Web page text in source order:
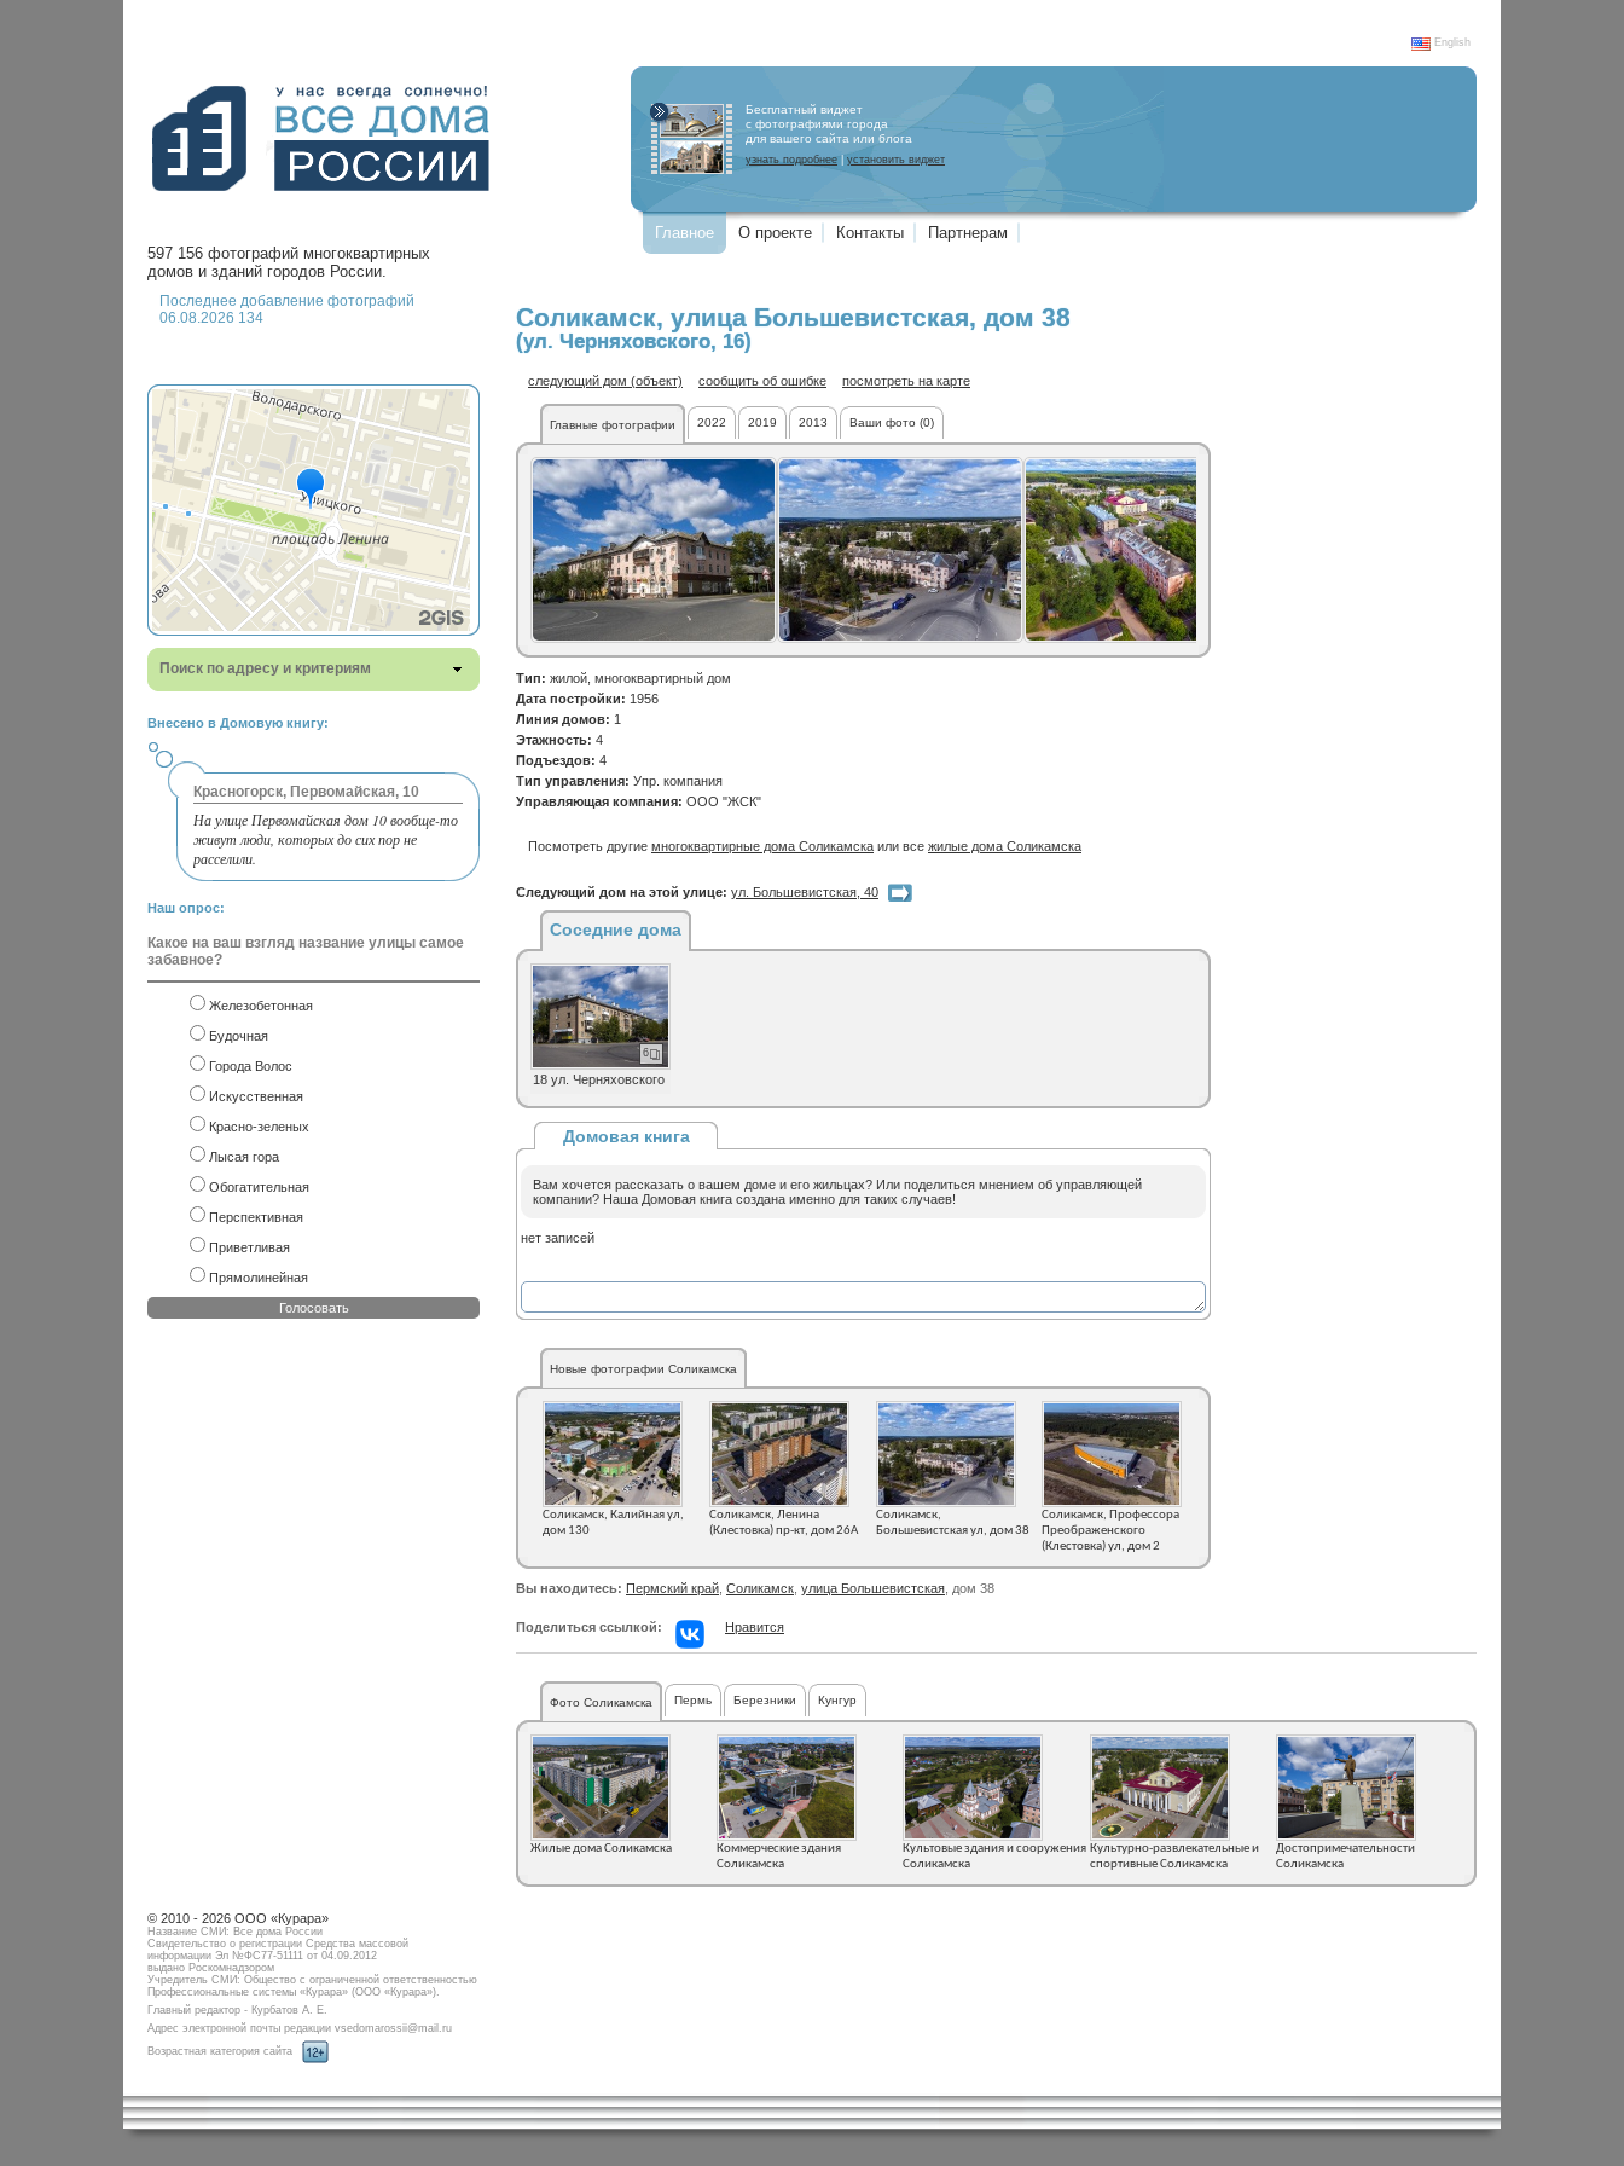
English
Бесплатный виджет
с фотографиями города
для вашего сайта или блога
узнать подробнее установить виджет
Главное О проекте Контакты
Партнерам
597 156 фотографий многоквартирных
домов и зданий городов России.
Последнее добавление фотографий
06.08.2026 134
Поиск по адресу и критериям
Внесено в Домовую книгу:
Красногорск, Первомайская, 10
На улице Первомайская дом 10 вообще-то
живут люди, которых до сих пор не
расселили.
Наш опрос:
Какое на ваш взгляд название улицы самое
забавное?
Железобетонная
Будочная
Города Волос
Искусственная
Красно-зеленых
Лысая гора
Обогатительная
Перспективная
Приветливая
Прямолинейная
Голосовать
Соликамск, улица Большевистская, дом 38
(ул. Черняховского, 16)
следующий дом (объект) сообщить об ошибке посмотреть на карте
Главные фотографии 2022 2019 2013 Ваши фото (0)
Тип: жилой, многоквартирный дом
Дата постройки: 1956
Линия домов: 1
Этажность: 4
Подъездов: 4
Тип управления: Упр. компания
Управляющая компания: ООО "ЖСК"
Посмотреть другие многоквартирные дома Соликамска или все жилые дома Соликамска
Следующий дом на этой улице: ул. Большевистская, 40
Соседние дома
18 ул. Черняховского
6
Домовая книга
Вам хочется рассказать о вашем доме и его жильцах? Или поделиться мнением об управляющей
компании? Наша Домовая книга создана именно для таких случаев!
нет записей
Новые фотографии Соликамска
Соликамск, Калийная ул,
дом 130
Соликамск, Ленина
(Клестовка) пр-кт, дом 26А
Соликамск,
Большевистская ул, дом 38
Соликамск, Профессора
Преображенского
(Клестовка) ул, дом 2
Вы находитесь: Пермский край Соликамск улица Большевистская , дом 38
Поделиться ссылкой: Нравится
Фото Соликамска Пермь Березники Кунгур
Жилые дома Соликамска
Коммерческие здания
Соликамска
Культовые здания и сооружения
Соликамска
Культурно-развлекательные и
спортивные Соликамска
Достопримечательности
Соликамска
© 2010 - 2026 ООО «Курара»
Название СМИ: Все дома России
Свидетельство о регистрации Средства массовой
информации Эл №ФC77-51111 от 04.09.2012
выдано Роскомнадзором
Учредитель СМИ: Общество с ограниченной ответственностью
Профессиональные системы «Курара» (ООО «Курара»).
Главный редактор - Курбатов А. Е.
Адрес электронной почты редакции vsedomarossii@mail.ru
Возрастная категория сайта